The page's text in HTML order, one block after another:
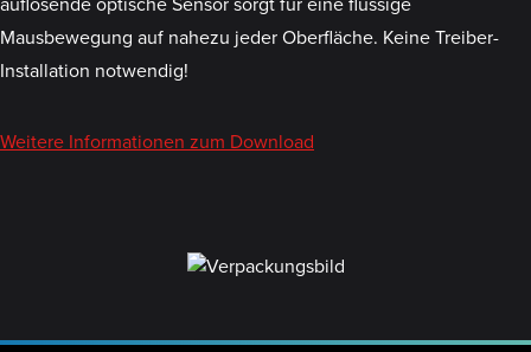
Mausbewegung auf nahezu jeder Oberfläche. Keine Treiber-
Installation notwendig!
Weitere Informationen zum Download